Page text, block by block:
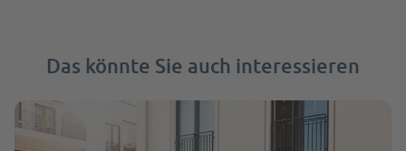
Das könnte Sie auch interessieren